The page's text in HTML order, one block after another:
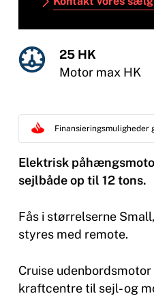
25 HK
Motor max HK
Finansieringsmuligheder
Elektrisk
sejlbåde op til 12 tons.
Fås i størrelserne
styres med remote.
Cruise
kraftcentre til sejl- og